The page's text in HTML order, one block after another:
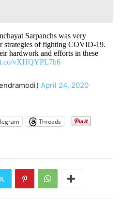
Sarpanchs was very
strategies of fighting COVID-19.
hardwork and efforts in these
vXHQYPL7h6
April 24, 2020
Threads